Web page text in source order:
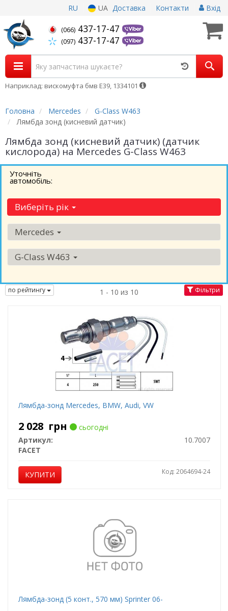
RU UA Доставка Контакти Вхід
(066) 437-17-47
(097) 437-17-47
Наприклад: вискомуфта бмв Е39, 1334101
Головна Mercedes
G-Class W463
Лямбда зонд (кисневий датчик)
Лямбда зонд (кисневий датчик) (датчик
кислорода) на Mercedes G-Class W463
Уточніть
автомобіль:
Виберіть рік
Mercedes
G-Class W463
по рейтингу 1 - 10 из 10 Фільтри
Лямбда-зонд Mercedes, BMW, Audi, VW
2 028 грн
сьогодні
Артикул:
10.7007
FACET
КУПИТИ Код: 2064694-24
Лямбда-зонд (5 конт., 570 мм) Sprinter 06-